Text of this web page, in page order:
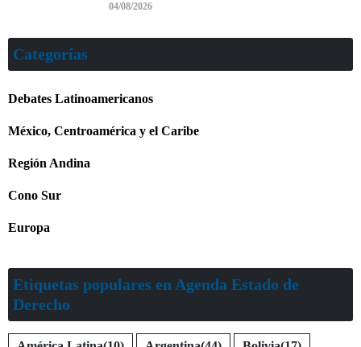
04/08/2026
Categorías
Debates Latinoamericanos
México, Centroamérica y el Caribe
Región Andina
Cono Sur
Europa
Etiquetas populares en Agenda Estado de
Derecho